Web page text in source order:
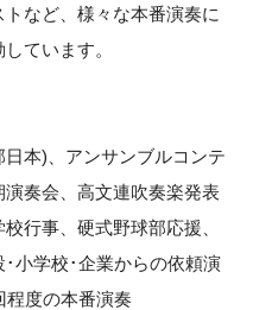
など、様々な本番演奏に
ています。
本)、アンサンブルコンテ
奏会、高文連吹奏楽発表
行事、硬式野球部応援、
小学校･企業からの依頼演
程度の本番演奏